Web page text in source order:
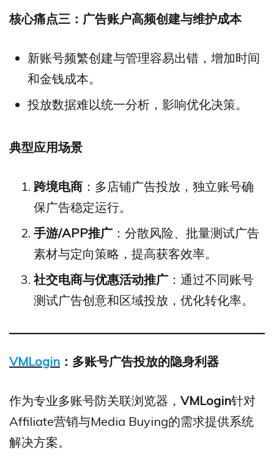
核心痛点三：广告账户高频创建与维护成本
新账号频繁创建与管理容易出错，增加时间
和金钱成本。
投放数据难以统一分析，影响优化决策。
典型应用场景
跨境电商 ：多店铺广告投放，独立账号确
保广告稳定运行。
手游/APP推广 ：分散风险、批量测试广告
素材与定向策略，提高获客效率。
社交电商与优惠活动推广 ：通过不同账号
测试广告创意和区域投放，优化转化率。
VMLogin ：多账号广告投放的隐身利器
作为专业多账号防关联浏览器， VMLogin针对
Affiliate营销与Media Buying的需求提供系统
解决方案。